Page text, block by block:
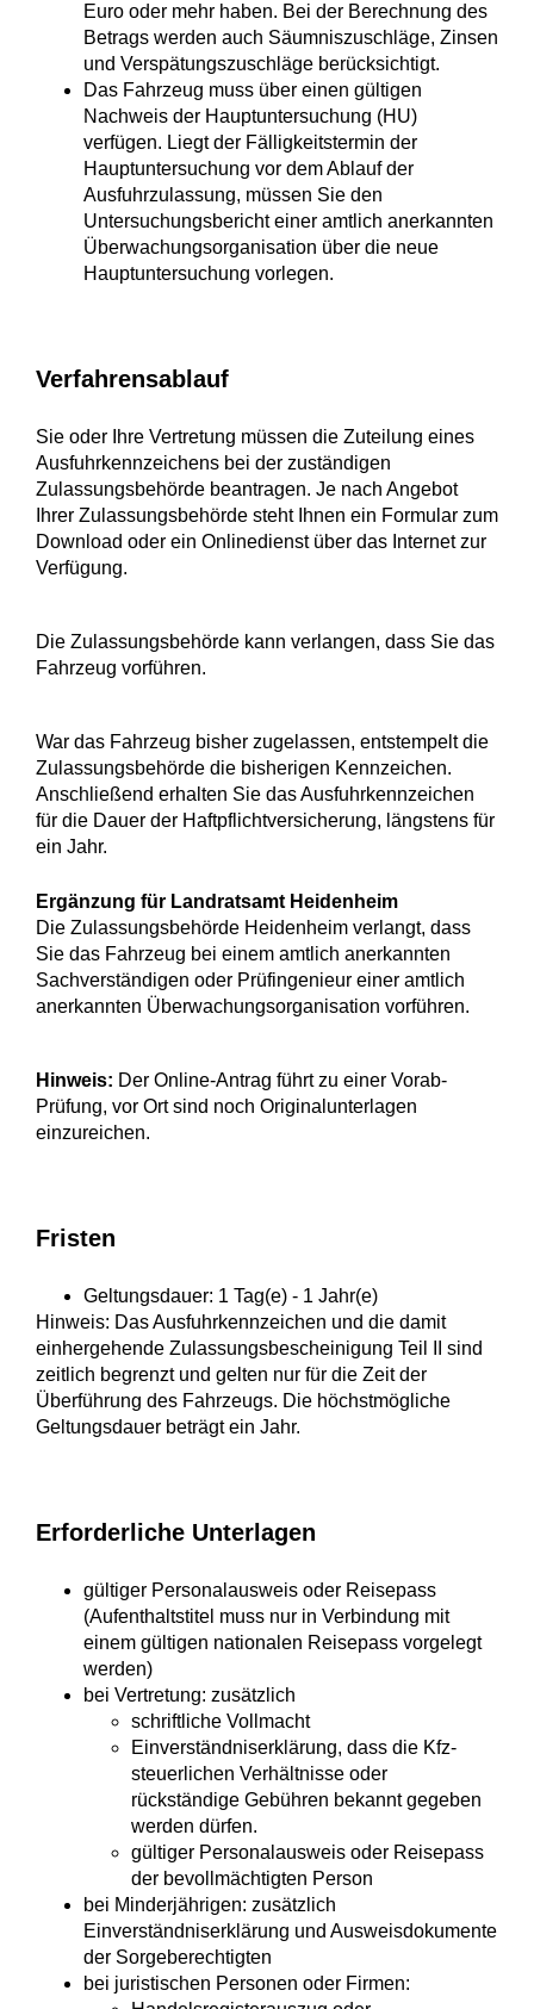
Euro oder mehr haben. Bei der Berechnung des
Betrags werden auch Säumniszuschläge, Zinsen
und Verspätungszuschläge berücksichtigt.
Das Fahrzeug muss über einen gültigen
Nachweis der Hauptuntersuchung (HU)
verfügen. Liegt der Fälligkeitstermin der
Hauptuntersuchung vor dem Ablauf der
Ausfuhrzulassung, müssen Sie den
Untersuchungsbericht einer amtlich anerkannten
Überwachungsorganisation über die neue
Hauptuntersuchung vorlegen.
Verfahrensablauf
Sie oder Ihre Vertretung müssen die Zuteilung eines
Ausfuhrkennzeichens bei der zuständigen
Zulassungsbehörde beantragen. Je nach Angebot
Ihrer Zulassungsbehörde steht Ihnen ein Formular zum
Download oder ein Onlinedienst über das Internet zur
Verfügung.
Die Zulassungsbehörde kann verlangen, dass Sie das
Fahrzeug vorführen.
War das Fahrzeug bisher zugelassen, entstempelt die
Zulassungsbehörde die bisherigen Kennzeichen.
Anschließend erhalten Sie das Ausfuhrkennzeichen
für die Dauer der Haftpflichtversicherung, längstens für
ein Jahr.
Ergänzung für Landratsamt Heidenheim
Die Zulassungsbehörde Heidenheim verlangt, dass
Sie das Fahrzeug bei einem amtlich anerkannten
Sachverständigen oder Prüfingenieur einer amtlich
anerkannten Überwachungsorganisation vorführen.
Hinweis: Der Online-Antrag führt zu einer Vorab-
Prüfung, vor Ort sind noch Originalunterlagen
einzureichen.
Fristen
Geltungsdauer: 1 Tag(e) - 1 Jahr(e)
Hinweis: Das Ausfuhrkennzeichen und die damit
einhergehende Zulassungsbescheinigung Teil II sind
zeitlich begrenzt und gelten nur für die Zeit der
Überführung des Fahrzeugs. Die höchstmögliche
Geltungsdauer beträgt ein Jahr.
Erforderliche Unterlagen
gültiger Personalausweis oder Reisepass
(Aufenthaltstitel muss nur in Verbindung mit
einem gültigen nationalen Reisepass vorgelegt
werden)
bei Vertretung: zusätzlich
schriftliche Vollmacht
Einverständniserklärung, dass die Kfz-
steuerlichen Verhältnisse oder
rückständige Gebühren bekannt gegeben
werden dürfen.
gültiger Personalausweis oder Reisepass
der bevollmächtigten Person
bei Minderjährigen: zusätzlich
Einverständniserklärung und Ausweisdokumente
der Sorgeberechtigten
bei juristischen Personen oder Firmen: